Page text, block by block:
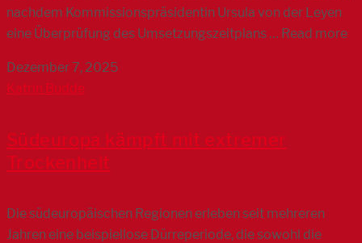
nachdem Kommissionspräsidentin Ursula von der Leyen
eine Überprüfung des Umsetzungszeitplans … Read more
Dezember 7, 2025
Katrin Budde
Südeuropa kämpft mit extremer
Trockenheit
Die südeuropäischen Regionen erleben seit mehreren
Jahren eine beispiellose Dürreperiode, die sowohl die